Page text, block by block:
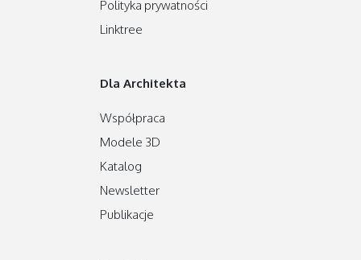
Polityka prywatności
Linktree
Dla Architekta
Współpraca
Modele 3D
Katalog
Newsletter
Publikacje